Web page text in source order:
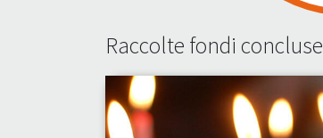
Raccolte fondi concluse